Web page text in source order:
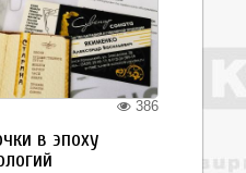
386
в эпоху